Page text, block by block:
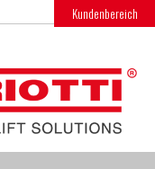
Kundenbereich